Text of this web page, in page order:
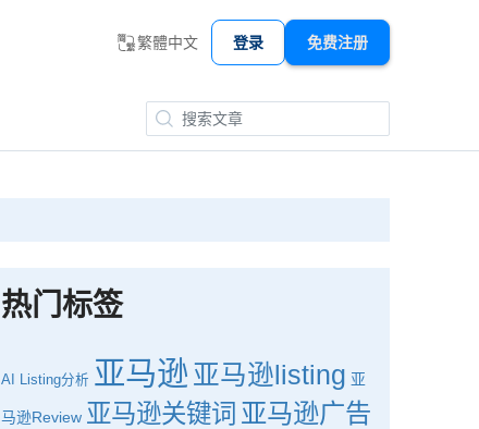
繁體中文 登录 免费注册
热门标签
AI Listing分析 亚马逊 亚马逊listing 亚
马逊Review 亚马逊关键词 亚马逊广告